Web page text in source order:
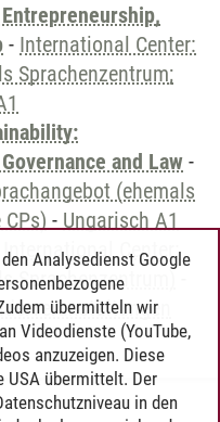
- International Center:
Sprachenzentrum;
and Law -
(ehemals
- Ungarisch A1
International Center:
Sprachenzentrum)
Analysedienst Google
übermitteln wir
Videodienste (YouTube,
anzuzeigen. Diese
USA übermittelt. Der
in den